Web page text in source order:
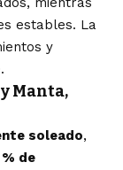
estables. La
y
Manta,
soleado,
de